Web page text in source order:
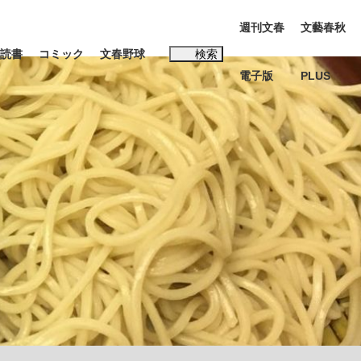
ンタビュー 読書
日本代表“敗戦”の真実 選手が明かす...
将棋
読書 コミック 文春野球 検索
#松田聖子
週刊文春
電子版
文藝春秋
PLUS